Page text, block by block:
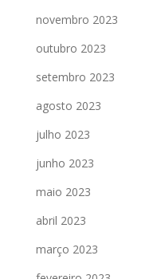
novembro 2023
outubro 2023
setembro 2023
agosto 2023
julho 2023
junho 2023
maio 2023
abril 2023
março 2023